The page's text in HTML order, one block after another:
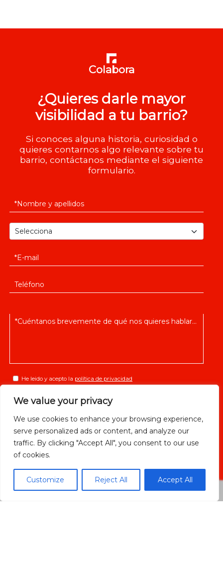
We value your privacy
We use cookies to enhance your browsing experience,
serve personalized ads or content, and analyze our
traffic. By clicking "Accept All", you consent to our use
of cookies.
Customize Reject All Accept All
Colabora
¿Quieres darle mayor
visibilidad a tu barrio?
Si conoces alguna historia, curiosidad o
quieres contarnos algo relevante sobre tu
barrio, contáctanos mediante el siguiente
formulario.
He leido y acepto la política de privacidad
ENVIAR